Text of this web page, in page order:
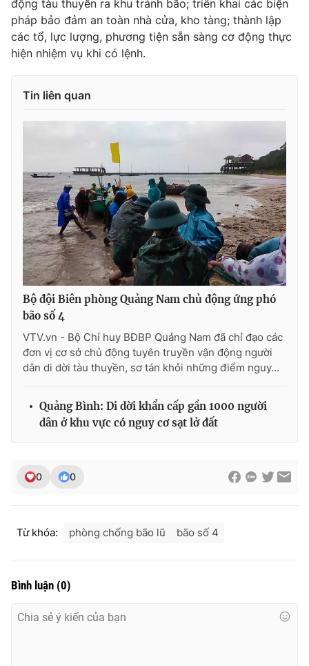
Ðiện thoại Thời báo VTV:024.66 897 897
Email: toasoan@vtv.vn
Liên hệ quảng cáo:024-7300.7108
® Cấm sao chép dưới mọi hình thức nếu không có sự chấp
thuận bằng văn bản. Ghi rõ nguồn VTV.vn khi phát hành lại
thông tin từ website này.
động tàu thuyền ra khu tránh bão; triển khai các biện
pháp bảo đảm an toàn nhà cửa, kho tàng; thành lập
các tổ, lực lượng, phương tiện sẵn sàng cơ động thực
hiện nhiệm vụ khi có lệnh.
Tin liên quan
Bộ đội Biên phòng Quảng Nam chủ động ứng phó
bão số 4
VTV.vn - Bộ Chỉ huy BĐBP Quảng Nam đã chỉ đạo các
đơn vị cơ sở chủ động tuyên truyền vận động người
dân di dời tàu thuyền, sơ tán khỏi những điểm nguy...
Quảng Bình: Di dời khẩn cấp gần 1000 người
dân ở khu vực có nguy cơ sạt lở đất
0 0
Từ khóa: phòng chống bão lũ bão số 4
Bình luận (0)